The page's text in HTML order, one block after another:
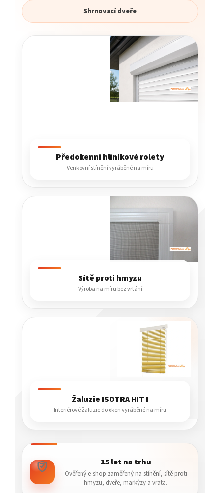
Shrnovací dveře
Předokenní hliníkové rolety
Venkovní stínění vyráběné na míru
Sítě proti hmyzu
Výroba na míru bez vrtání
Žaluzie ISOTRA HIT I
Interiérové žaluzie do oken vyráběné na míru
15 let na trhu
Ověřený e-shop zaměřený na stínění, sítě proti
hmyzu, dveře, markýzy a vrata.